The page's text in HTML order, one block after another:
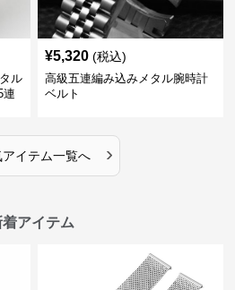
ル
連
¥5,320 (税込)
高級五連編み込みメタル腕時計
ベルト
アイテム一覧へ ›
アイテム